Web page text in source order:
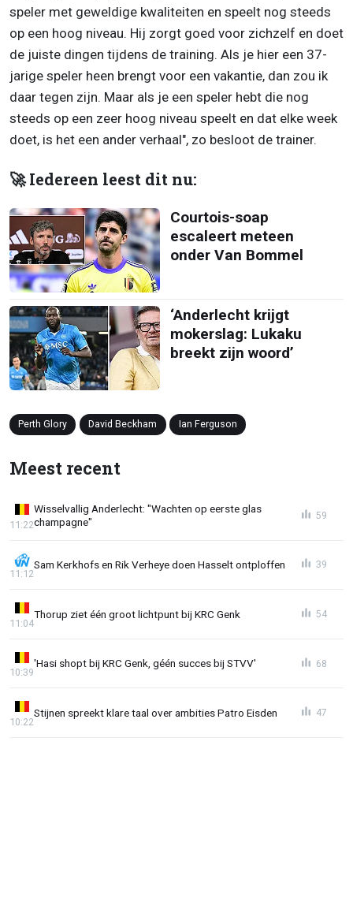
speler met geweldige kwaliteiten en speelt nog steeds
op een hoog niveau. Hij zorgt goed voor zichzelf en doet
de juiste dingen tijdens de training. Als je hier een 37-
jarige speler heen brengt voor een vakantie, dan zou ik
daar tegen zijn. Maar als je een speler hebt die nog
steeds op een zeer hoog niveau speelt en dat elke week
doet, is het een ander verhaal", zo besloot de trainer.
🚀 Iedereen leest dit nu:
Courtois-soap
escaleert meteen
onder Van Bommel
‘Anderlecht krijgt
mokerslag: Lukaku
breekt zijn woord’
Perth Glory David Beckham Ian Ferguson
Meest recent
Wisselvallig Anderlecht: "Wachten op eerste glas
champagne"
11:22
59
Sam Kerkhofs en Rik Verheye doen Hasselt ontploffen
11:12
39
Thorup ziet één groot lichtpunt bij KRC Genk
11:04
54
'Hasi shopt bij KRC Genk, géén succes bij STVV'
10:39
68
Stijnen spreekt klare taal over ambities Patro Eisden
10:22
47